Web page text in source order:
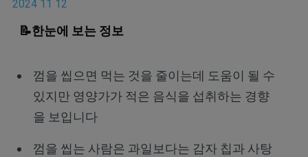
2024 11 12
📝한눈에 보는 정보
껌을 씹으면 먹는 것을 줄이는데 도움이 될 수
있지만 영양가가 적은 음식을 섭취하는 경향
을 보입니다
껌을 씹는 사람은 과일보다는 감자 칩과 사탕